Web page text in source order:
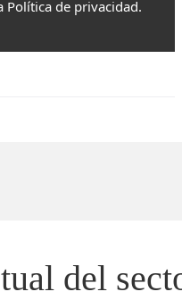
Política de privacidad.
del